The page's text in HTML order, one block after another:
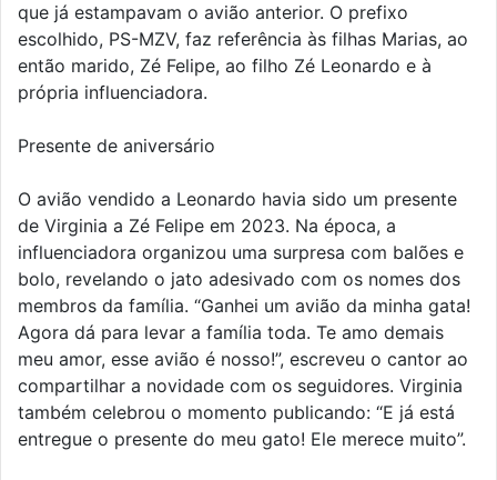
que já estampavam o avião anterior. O prefixo
escolhido, PS-MZV, faz referência às filhas Marias, ao
então marido, Zé Felipe, ao filho Zé Leonardo e à
própria influenciadora.
Presente de aniversário
O avião vendido a Leonardo havia sido um presente
de Virginia a Zé Felipe em 2023. Na época, a
influenciadora organizou uma surpresa com balões e
bolo, revelando o jato adesivado com os nomes dos
membros da família. “Ganhei um avião da minha gata!
Agora dá para levar a família toda. Te amo demais
meu amor, esse avião é nosso!”, escreveu o cantor ao
compartilhar a novidade com os seguidores. Virginia
também celebrou o momento publicando: “E já está
entregue o presente do meu gato! Ele merece muito”.